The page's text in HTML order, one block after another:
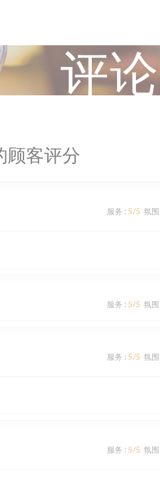
评论
顾客评分
服务 : 5/5 氛围
服务 : 5/5 氛围
服务 : 5/5 氛围
服务 : 5/5 氛围